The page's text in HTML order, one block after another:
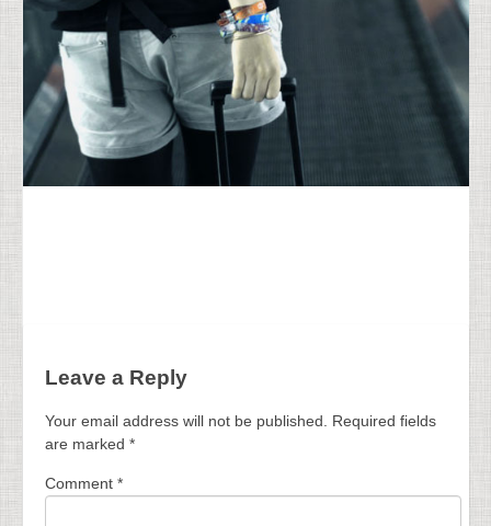
Leave a Reply
Your email address will not be published.
Required fields
are marked *
Comment *